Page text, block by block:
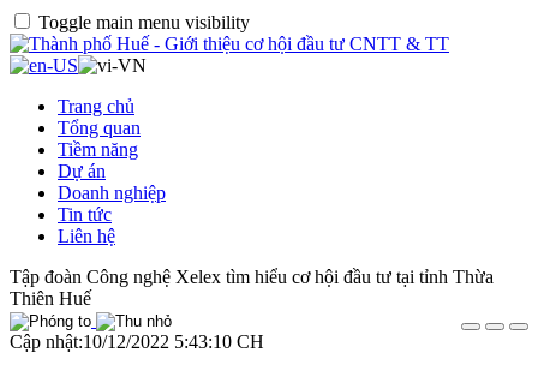
Toggle main menu visibility
Trang chủ
Tổng quan
Tiềm năng
Dự án
Doanh nghiệp
Tin tức
Liên hệ
Tập đoàn Công nghệ Xelex tìm hiểu cơ hội đầu tư tại tỉnh Thừa
Thiên Huế
Cập nhật:10/12/2022 5:43:10 CH